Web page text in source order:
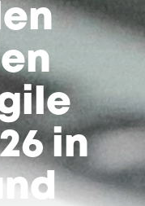
in